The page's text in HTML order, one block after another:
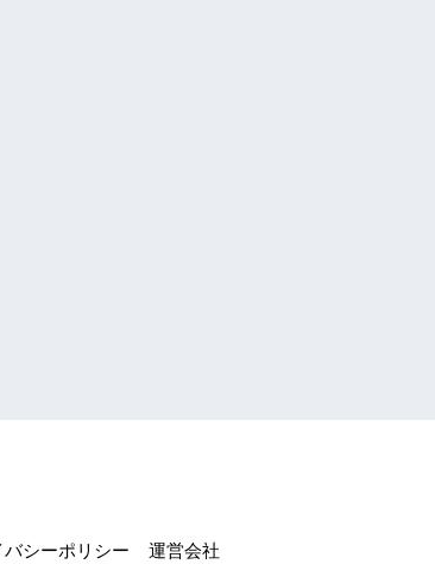
バシーポリシー 運営会社